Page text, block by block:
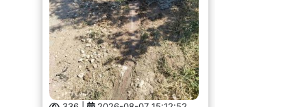
336 | 2026-08-07 15:12:52